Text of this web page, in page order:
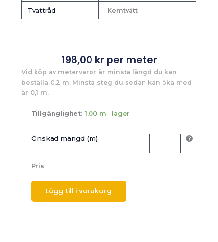
Tvättråd Kemtvätt
198,00 kr per meter
Vid köp av metervaror är minsta längd du kan
beställa 0,2 m. Minsta steg du sedan kan öka med
är 0,1 m.
Tillgänglighet: 1,00 m i lager
Önskad mängd (m)
Pris
Lägg till i varukorg